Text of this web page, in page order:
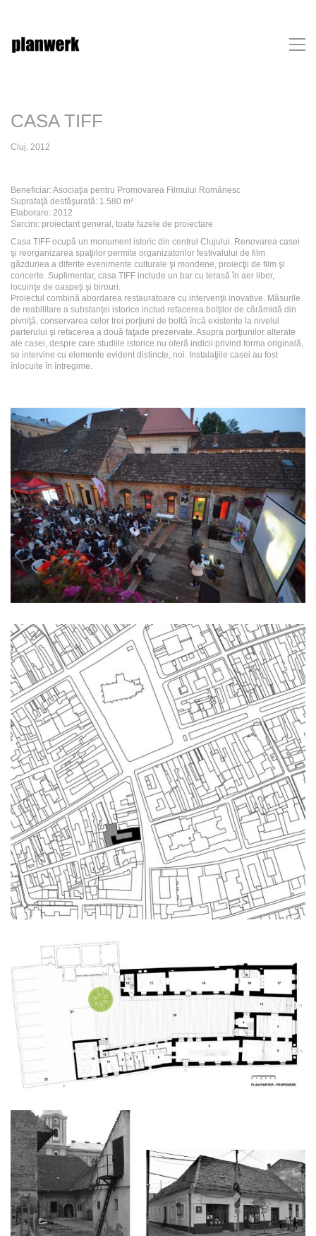
CASA TIFF
Cluj. 2012
Beneficiar: Asociaţia pentru Promovarea Filmului Românesc
Suprafaţă desfăşurată: 1.580 m²
Elaborare: 2012
Sarcini: proiectant general, toate fazele de proiectare
Casa TIFF ocupă un monument istoric din centrul Clujului. Renovarea casei
şi reorganizarea spaţiilor permite organizatorilor festivalului de film
găzduriea a diferite evenimente culturale şi mondene, proiecţii de film şi
concerte. Suplimentar, casa TIFF include un bar cu terasă în aer liber,
locuinţe de oaspeţi şi birouri.
Proiectul combină abordarea restauratoare cu intervenţii inovative. Măsurile
de reabilitare a substanţei istorice includ refacerea bolţilor de cărămidă din
pivniţă, conservarea celor trei porţiuni de boltă încă existente la nivelul
parterului şi refacerea a două faţade prezervate. Asupra porţiunilor alterate
ale casei, despre care studiile istorice nu oferă indicii privind forma originală,
se intervine cu elemente evident distincte, noi. Instalaţiile casei au fost
înlocuite în întregime.